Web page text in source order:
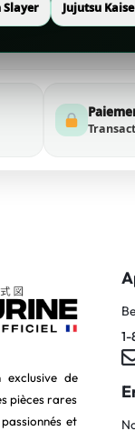
Slayer Jujutsu
exclusive de
pièces rares
et